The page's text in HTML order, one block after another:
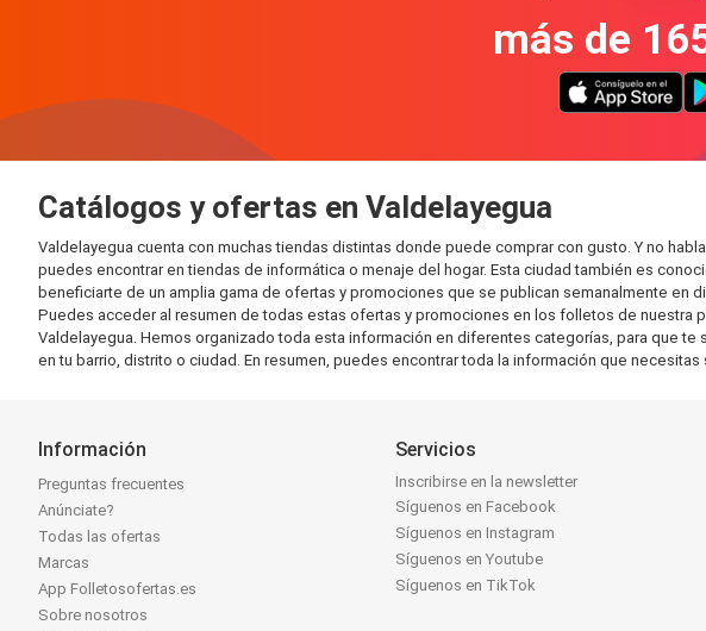
más de
Catálogos y ofertas en Valdelayegua
Valdelayegua cuenta con muchas tiendas distintas donde puede comprar con gusto. Y no
puedes encontrar en tiendas de informática o menaje del hogar. Esta ciudad también es
beneficiarte de un amplia gama de ofertas y promociones que se publican semanalmente en
Puedes acceder al resumen de todas estas ofertas y promociones en los folletos de
Valdelayegua. Hemos organizado toda esta información en diferentes categorías, para que
en tu barrio, distrito o ciudad. En resumen, puedes encontrar toda la información que
Información
Preguntas frecuentes
Anúnciate?
Todas las ofertas
Marcas
App Folletosofertas.es
Sobre nosotros
Servicios
Inscribirse en la newsletter
Síguenos en Facebook
Síguenos en Instagram
Síguenos en Youtube
Síguenos en TikTok